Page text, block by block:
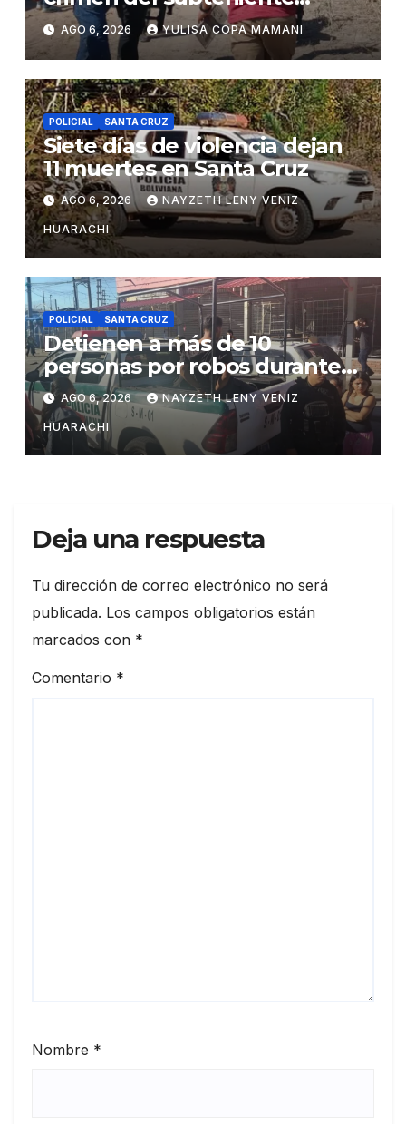
Salazar con la red de
Sebastián Marset
AGO 6, 2026 YULISA COPA MAMANI
POLICIAL SANTA CRUZ
Siete días de violencia dejan
11 muertes en Santa Cruz
AGO 6, 2026 NAYZETH LENY VENIZ
HUARACHI
POLICIAL SANTA CRUZ
Detienen a más de 10
personas por robos durante
incendio en Barrio Lindo
AGO 6, 2026 NAYZETH LENY VENIZ
HUARACHI
Deja una respuesta
Tu dirección de correo electrónico no será
publicada. Los campos obligatorios están
marcados con *
Comentario *
Nombre *